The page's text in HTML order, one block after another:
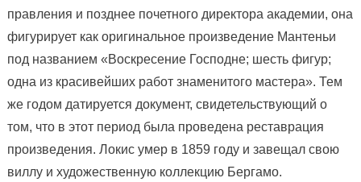
правления и позднее почетного директора академии, она
фигурирует как оригинальное произведение Мантеньи
под названием «Воскресение Господне; шесть фигур;
одна из красивейших работ знаменитого мастера». Тем
же годом датируется документ, свидетельствующий о
том, что в этот период была проведена реставрация
произведения. Локис умер в 1859 году и завещал свою
виллу и художественную коллекцию Бергамо.